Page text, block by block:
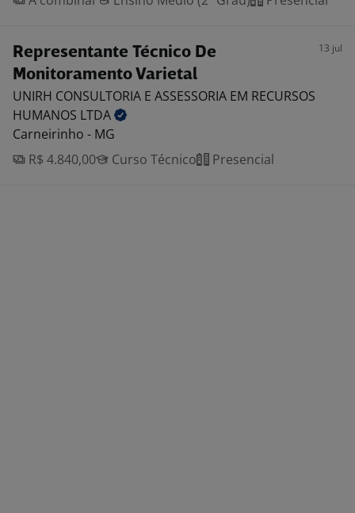
Representante Técnico De
Monitoramento Varietal
13 jul
UNIRH CONSULTORIA E ASSESSORIA EM RECURSOS
HUMANOS LTDA
Carneirinho - MG
R$ 4.840,00
Curso Técnico Presencial